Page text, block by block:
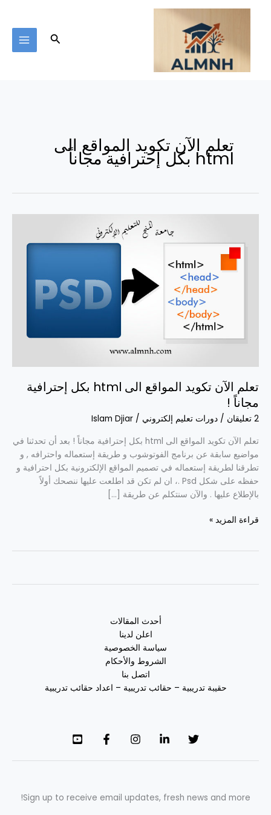
تخطي
البحث
تعلم الآن تكويد المواقع الى
html بكل إحترافية مجاناً
تعلم الآن تكويد المواقع الى html بكل إحترافية
مجاناً !
2 تعليقان / دورات تعليم إلكتروني /
Islam Djiar
تعلم الآن تكويد المواقع الى html بكل إحترافية مجاناً ! بعد أن تحدثنا في
مواضيع سابقة عن برنامج الفوتوشوب و طريقة إستعماله واحترافه , و
تطرقنا لطريقة إستعماله في تصميم المواقع الإلكترونية بكل احترافية و
حفظه على شكل Psd .، ان لم تكن قد اطلعت عليها ننصحك أولاً
بالإطلاع عليها . والآن سنتكلم عن طريقة […]
تكويد
المواقع
قراءة المزيد »
أحدث المقالات
اعلن لدينا
سياسة الخصوصية
الشروط والأحكام
اتصل بنا
حقيبة تدريبية – حقائب تدريبية – اعداد حقائب تدريبية
Sign up to receive email updates, fresh news and more!